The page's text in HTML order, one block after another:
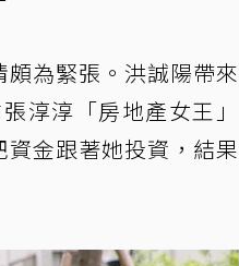
為緊張。洪誠陽帶來
淳淳「房地產女王」
金跟著她投資，結果